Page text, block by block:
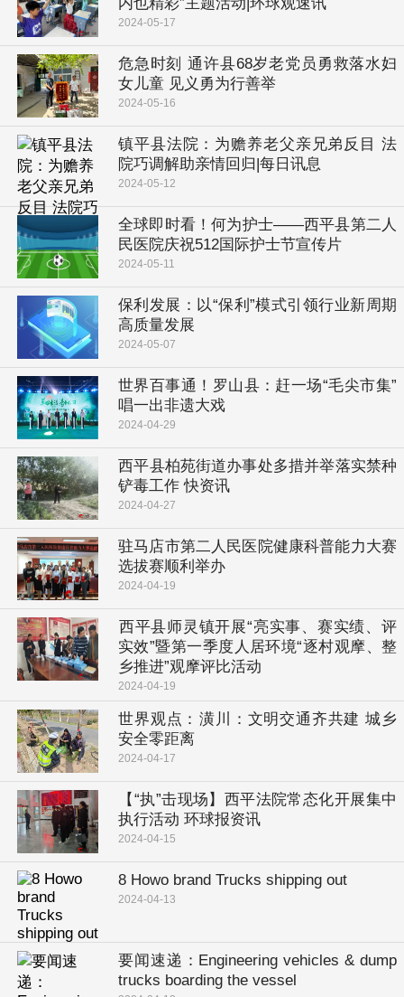
2024-05-17
危急时刻 通许县68岁老党员勇救落水妇
女儿童 见义勇为行善举
2024-05-16
镇平县法院：为赡养老父亲兄弟反目 法
院巧调解助亲情回归|每日讯息
2024-05-12
全球即时看！​何为护士——西平县第二人
民医院庆祝512国际护士节宣传片
2024-05-11
保利发展：以“保利”模式引领行业新周期
高质量发展
2024-05-07
世界百事通！罗山县：赶一场“毛尖市集”
唱一出非遗大戏
2024-04-29
​西平县柏苑街道办事处多措并举落实禁种
铲毒工作 快资讯
2024-04-27
驻马店市第二人民医院健康科普能力大赛
选拔赛顺利举办
2024-04-19
​西平县师灵镇开展“亮实事、赛实绩、评
实效”暨第一季度人居环境“逐村观摩、整
乡推进”观摩评比活动
2024-04-19
世界观点：​潢川：文明交通齐共建 城乡
安全零距离
2024-04-17
​【“执”击现场】西平法院常态化开展集中
执行活动 环球报资讯
2024-04-15
8 Howo brand Trucks shipping out
2024-04-13
要闻速递：Engineering vehicles & dump
trucks boarding the vessel